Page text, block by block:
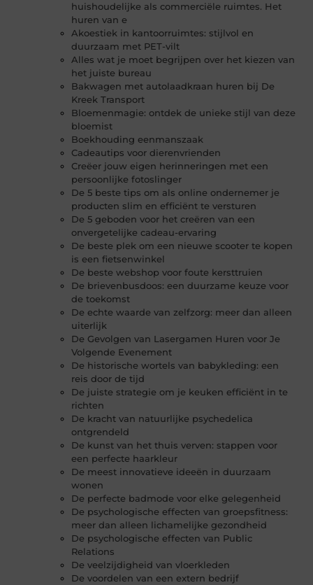
huishoudelijke als commerciële ruimtes. Het
huren van e
Akoestiek in kantoorruimtes: stijlvol en
duurzaam met PET-vilt
Alles wat je moet begrijpen over het kiezen van
het juiste bureau
Bakwagen met autolaadkraan huren bij De
Kreek Transport
Bloemenmagie: ontdek de unieke stijl van deze
bloemist
Boekhouding eenmanszaak
Cadeautips voor dierenvrienden
Creëer jouw eigen herinneringen met een
persoonlijke fotoslinger
De 5 beste tips om als online ondernemer je
producten slim en efficiënt te versturen
De 5 geboden voor het creëren van een
onvergetelijke cadeau-ervaring
De beste plek om een nieuwe scooter te kopen
is een fietsenwinkel
De beste webshop voor foute kersttruien
De brievenbusdoos: een duurzame keuze voor
de toekomst
De echte waarde van zelfzorg: meer dan alleen
uiterlijk
De Gevolgen van Lasergamen Huren voor Je
Volgende Evenement
De historische wortels van babykleding: een
reis door de tijd
De juiste strategie om je keuken efficiënt in te
richten
De kracht van natuurlijke psychedelica
ontgrendeld
De kunst van het thuis verven: stappen voor
een perfecte haarkleur
De meest innovatieve ideeën in duurzaam
wonen
De perfecte badmode voor elke gelegenheid
De psychologische effecten van groepsfitness:
meer dan alleen lichamelijke gezondheid
De psychologische effecten van Public
Relations
De veelzijdigheid van vloerkleden
De voordelen van een extern bedrijf